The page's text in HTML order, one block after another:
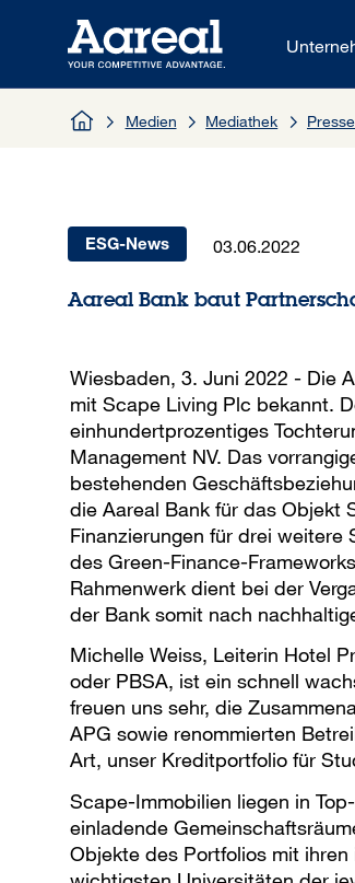
Medien Mediathek
ESG-News 03.06.2022
Aareal Bank baut
Wiesbaden, 3. Juni 2022 - Die
mit Scape Living Plc bekannt.
einhundertprozentiges
Management NV. Das
bestehenden
die Aareal Bank für das Objekt
Finanzierungen für drei
des Green-Finance-
Rahmenwerk dient bei der
der Bank somit nach
Michelle Weiss, Leiterin Hotel
oder PBSA, ist ein schnell
freuen uns sehr, die
APG sowie renommierten
Art, unser Kreditportfolio für
Scape-Immobilien liegen in
einladende
Objekte des Portfolios mit